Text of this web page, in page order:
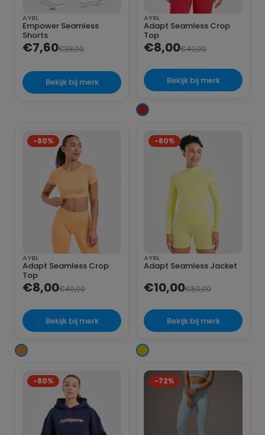
AYBL
Empower Seamless
Shorts
€7,60€38,00
Bekijk bij merk
AYBL
Adapt Seamless Crop
Top
€8,00€40,00
Bekijk bij merk
-80%
AYBL
Adapt Seamless Crop
Top
€8,00€40,00
Bekijk bij merk
-80%
AYBL
Adapt Seamless Jacket
€10,00€50,00
Bekijk bij merk
-80% -72%